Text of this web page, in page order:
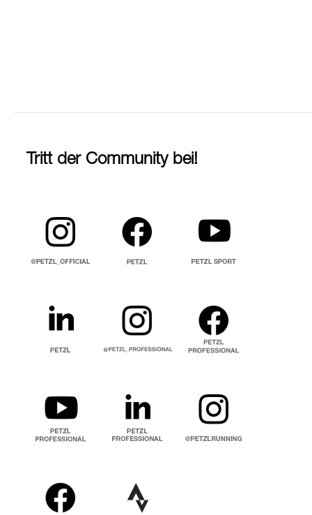
Tritt der Community bei!